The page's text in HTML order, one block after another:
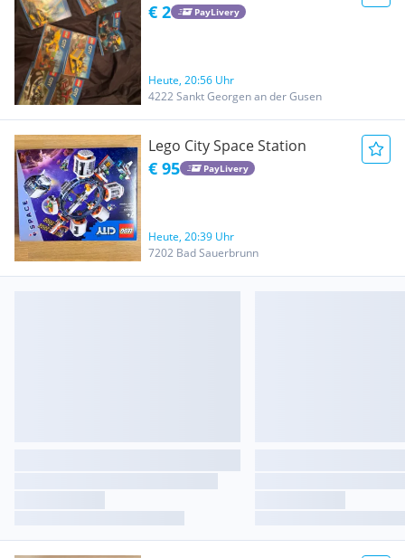
€ 2 PayLivery
Heute, 20:56 Uhr
4222 Sankt Georgen an der Gusen
Lego City Space Station
€ 95 PayLivery
Heute, 20:39 Uhr
7202 Bad Sauerbrunn